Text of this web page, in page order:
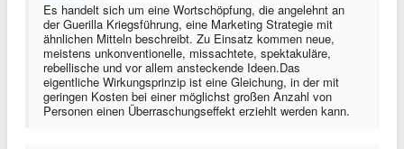
Es handelt sich um eine Wortschöpfung, die angelehnt an
der Guerilla Kriegsführung, eine Marketing Strategie mit
ähnlichen Mitteln beschreibt. Zu Einsatz kommen neue,
meistens unkonventionelle, missachtete, spektakuläre,
rebellische und vor allem ansteckende Ideen.Das
eigentliche Wirkungsprinzip ist eine Gleichung, in der mit
geringen Kosten bei einer möglichst großen Anzahl von
Personen einen Überraschungseffekt erziehlt werden kann.